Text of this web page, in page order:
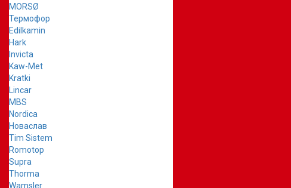
MORSØ
Термофор
Edilkamin
Hark
Invicta
Kaw-Met
Kratki
Lincar
MBS
Nordica
Новаслав
Tim Sistem
Romotop
Supra
Thorma
Wamsler